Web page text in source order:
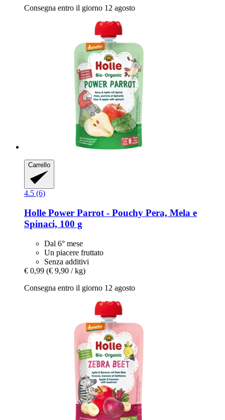
Consegna entro il giorno 12 agosto
Carrello
4.5 (6)
Holle Power Parrot -​ Pouchy Pera, Mela e
Spinaci, 100 g
Dal 6° mese
Un piacere fruttato
Senza additivi
€ 0,99 (€ 9,90 / kg)
Consegna entro il giorno 12 agosto